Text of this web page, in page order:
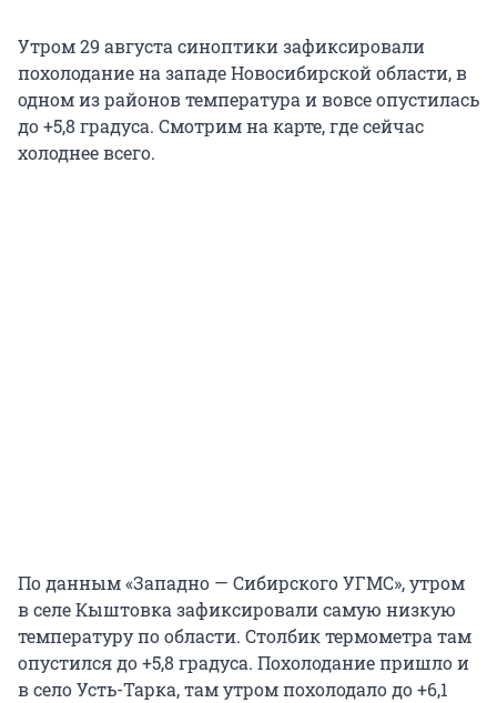
Утром 29 августа синоптики зафиксировали
похолодание на западе Новосибирской области, в
одном из районов температура и вовсе опустилась
до +5,8 градуса. Смотрим на карте, где сейчас
холоднее всего.
По данным «Западно — Сибирского УГМС», утром
в селе Кыштовка зафиксировали самую низкую
температуру по области. Столбик термометра там
опустился до +5,8 градуса. Похолодание пришло и
в село Усть-Тарка, там утром похолодало до +6,1